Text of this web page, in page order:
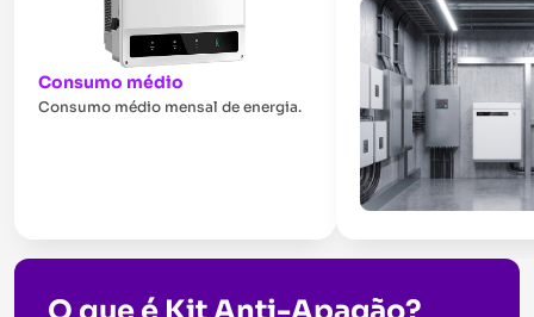
Consumo médio
Consumo médio mensal de energia.